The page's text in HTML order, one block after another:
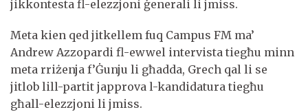
jikkontesta fl-elezzjoni ġenerali li jmiss.
Meta kien qed jitkellem fuq Campus FM ma’
Andrew Azzopardi fl-ewwel intervista tiegħu minn
meta rriżenja f’Ġunju li għadda, Grech qal li se
jitlob lill-partit japprova l-kandidatura tiegħu
għall-elezzjoni li jmiss.